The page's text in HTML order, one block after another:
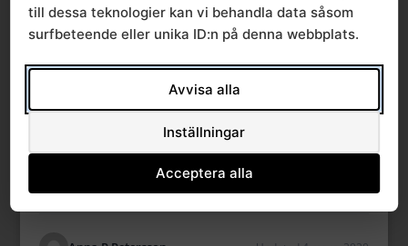
Sammanträden och seminarier , SRVN
SIMILAR DOWNLOADS
till dessa teknologier kan vi behandla data såsom
surfbeteende eller unika ID:n på denna webbplats.
Avvisa alla
Inställningar
Acceptera alla